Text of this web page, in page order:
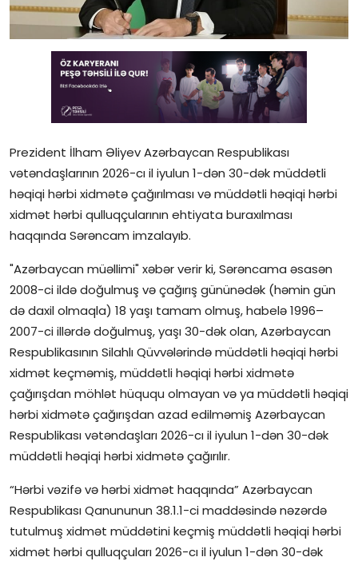
Müsahibə
Elm və innovasiya
Reportaj
Pedaqogika
Regionlar
Qəzetin PDF arxivi
İctimai şura
Dünya
Prezident İlham Əliyev Azərbaycan Respublikası
vətəndaşlarının 2026-cı il iyulun 1-dən 30-dək müddətli
həqiqi hərbi xidmətə çağırılması və müddətli həqiqi hərbi
xidmət hərbi qulluqçularının ehtiyata buraxılması
haqqında Sərəncam imzalayıb.
"Azərbaycan müəllimi" xəbər verir ki, Sərəncama əsasən
2008-ci ildə doğulmuş və çağırış gününədək (həmin gün
də daxil olmaqla) 18 yaşı tamam olmuş, habelə 1996–
2007-ci illərdə doğulmuş, yaşı 30-dək olan, Azərbaycan
Respublikasının Silahlı Qüvvələrində müddətli həqiqi hərbi
xidmət keçməmiş, müddətli həqiqi hərbi xidmətə
çağırışdan möhlət hüququ olmayan və ya müddətli həqiqi
hərbi xidmətə çağırışdan azad edilməmiş Azərbaycan
Respublikası vətəndaşları 2026-cı il iyulun 1-dən 30-dək
müddətli həqiqi hərbi xidmətə çağırılır.
“Hərbi vəzifə və hərbi xidmət haqqında” Azərbaycan
Respublikası Qanununun 38.1.1-ci maddəsində nəzərdə
tutulmuş xidmət müddətini keçmiş müddətli həqiqi hərbi
xidmət hərbi qulluqçuları 2026-cı il iyulun 1-dən 30-dək